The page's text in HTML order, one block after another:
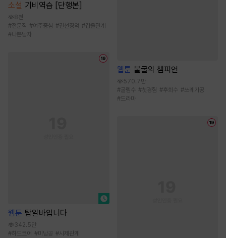
소설 기비역습 [단행본]
8천
#전문직 #여주중심 #권선징악 #갑을관계
#나쁜남자
웹툰 탑알바입니다
342.5만
#하드코어 #미남공 #사제관계
웹툰 불굴의 챔피언
570.7만
#굴림수 #첫경험 #후회수 #쓰레기공
#드라마